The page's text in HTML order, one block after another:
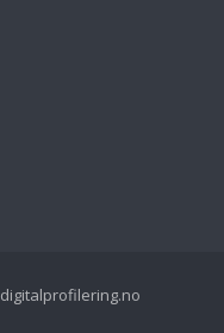
digitalprofilering.no